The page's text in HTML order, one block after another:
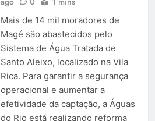
Mais de 14 mil moradores de
Magé são abastecidos pelo
Sistema de Água Tratada de
Santo Aleixo, localizado na Vila
Rica. Para garantir a segurança
operacional e aumentar a
efetividade da captação, a Águas
do Rio está realizando reforma